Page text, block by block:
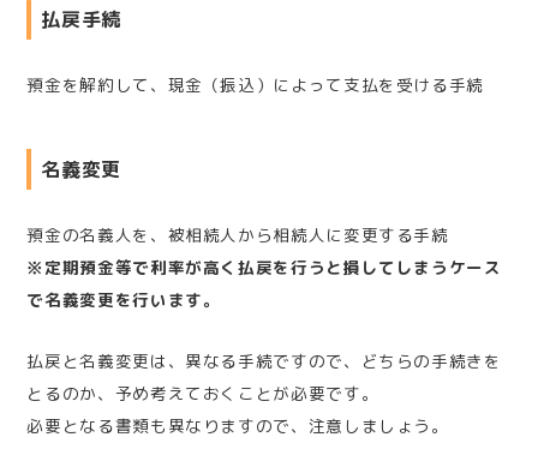
払戻手続
預金を解約して、現金（振込）によって支払を受ける手続
名義変更
預金の名義人を、被相続人から相続人に変更する手続
※定期預金等で利率が高く払戻を行うと損してしまうケース
で名義変更を行います。
払戻と名義変更は、異なる手続ですので、どちらの手続きを
とるのか、予め考えておくことが必要です。
必要となる書類も異なりますので、注意しましょう。